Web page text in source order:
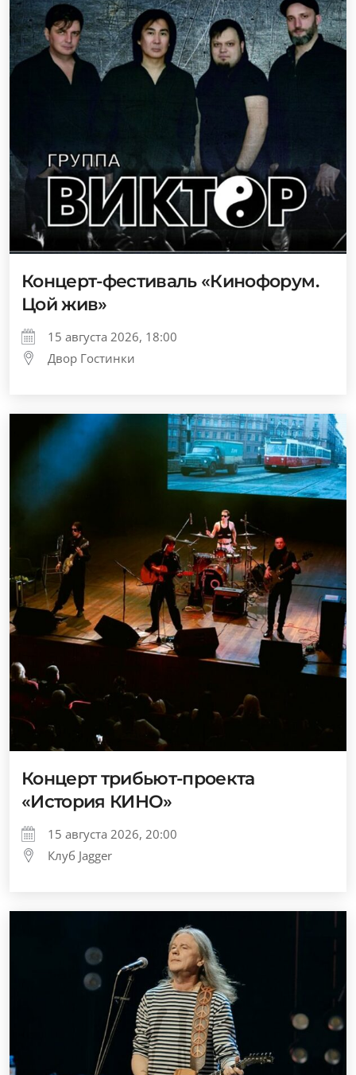
Концерт-фестиваль «Кинофорум.
Цой жив»
15 августа 2026, 18:00
Двор Гостинки
Концерт трибьют-проекта
«История КИНО»
15 августа 2026, 20:00
Клуб Jagger